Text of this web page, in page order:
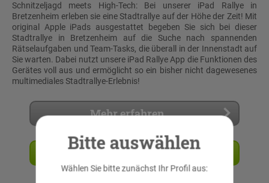
Schnitzeljagd meets High-Tech: Bei unserer iPad Rallye in
Bretzenheim erleben sie eine Stadtrallye auf der Höhe der Zeit! Mit
original Apple iPads ausgestattet begeben Sie sich bei dieser
Stadtrallye in Bretzenheim auf die Suche nach spannenden
Rätselaufgaben und Team-Tasks, die überall in der Innenstadt auf
Sie warten. Dabei nutzt unsere iPad Rallye App die Funktionen des
Gerätes voll aus und ermöglicht so ein bisher nicht dagewesenes
multimediales Stadtrallye-Erlebnis!
Mehr erfahren
Angebot anfordern
Bitte auswählen
Wählen Sie bitte zunächst Ihr Profil aus: